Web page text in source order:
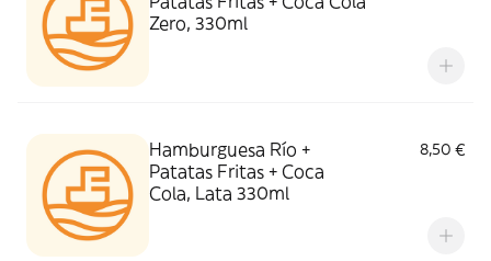
Zero, 330ml
Hamburguesa Río +
Patatas Fritas + Coca
Cola, Lata 330ml
8,50 €